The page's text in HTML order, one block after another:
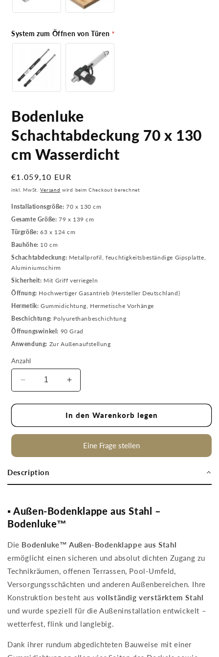
System zum Öffnen von Türen
Bodenluke
Schachtabdeckung 70 x 130
cm Wasserdicht
Normaler
Preis
€1.059,10 EUR
inkl. MwSt.Versand wird beim Checkout berechnet
Installationsgröße: 70 x 130 cm
Gesamte Größe: 79 x 139 cm
Türgröße: 63 x 124 cm
Bauhöhe: 10 cm
Schachtabdeckung: Metallprofil, feuchtigkeitsbeständige Gipsplatte,
Aluminiumschirm
Sicherheit: Mit Griff verriegeln
Öffnung: Hochwertiger Gasantrieb (Hersteller Deutschland)
Hermetik: Gummidichtung, Hermetische Vorhänge
Beschichtung: Polyurethanbeschichtung
Öffnungswinkel: 90 Grad
Anwendung: Zur Außenaufstellung
Anzahl
Verringere
die
Menge
Bodenluke
Schachtabdeckung
x
cm
Wasserdicht
Erhöhe
die
Menge
für
Bodenluke
Schachtabdeckung
x
Wasserdicht
In den Warenkorb legen
Eine Frage stellen
Description
▪️ Außen-Bodenklappe aus Stahl –
Bodenluke™
Die Bodenluke™ Außen-Bodenklappe aus Stahl
ermöglicht einen sicheren und absolut dichten Zugang zu
Technikräumen, offenen Terrassen, Pool-Umfeld,
Versorgungsschächten und anderen Außenbereichen. Ihre
Konstruktion besteht ausvollständig verstärktem Stahl
und wurde speziell für die Außeninstallation entwickelt –
wetterfest, flink und langlebig.
Dank ihrer rundum abgedichteten Bauweise mit einer